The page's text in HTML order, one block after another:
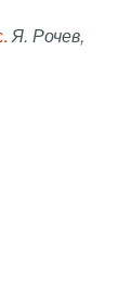
Я. Рочев,